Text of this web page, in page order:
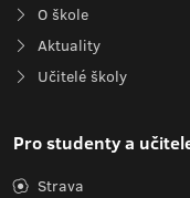
O škole
Aktuality
Učitelé školy
Pro studenty a
Strava